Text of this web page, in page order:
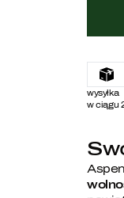
wysyłka
w ciągu